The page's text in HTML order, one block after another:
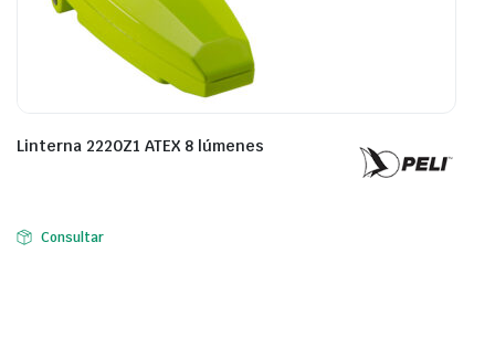
Linterna 2220Z1 ATEX 8 lúmenes
Consultar